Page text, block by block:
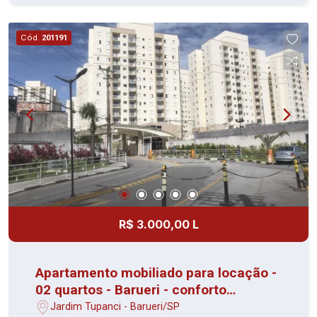
lavanderia no prédio e espaço gourmet na área
comum Perto da UNIP, hospitais e transporte
público Vagas 01 Vaga de garagem Perfeito para
quem busca praticidade e conforto com um bom
preço. Agende sua visita e confirme.
Cód. 201191
R$ 3.000,00 L
Apartamento mobiliado para locação -
02 quartos - Barueri - conforto
garantido
Jardim Tupanci - Barueri/SP